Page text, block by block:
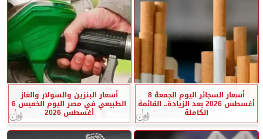
أسعار السجائر اليوم الجمعة 8
أغسطس 2026 بعد الزيادة.. القائمة
الكاملة
أسعار البنزين والسولار والغاز
الطبيعي في مصر اليوم الخميس 6
أغسطس 2026